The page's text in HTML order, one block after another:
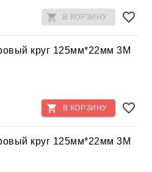
В КОРЗИНУ
круг 125мм*22мм 3М
В КОРЗИНУ
круг 125мм*22мм 3М